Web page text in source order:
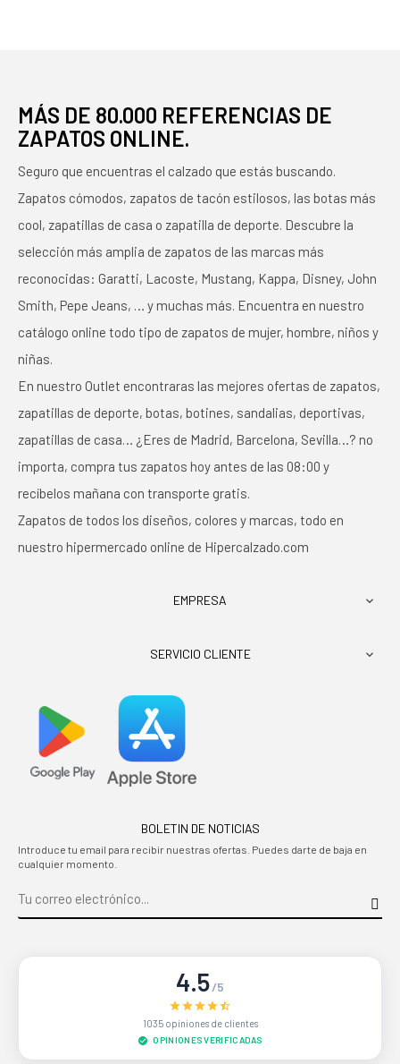
MÁS DE 80.000 REFERENCIAS DE
ZAPATOS ONLINE.
Seguro que encuentras el calzado que estás buscando.
Zapatos cómodos, zapatos de tacón estilosos, las botas más
cool, zapatillas de casa o zapatilla de deporte. Descubre la
selección más amplia de zapatos de las marcas más
reconocidas: Garatti, Lacoste, Mustang, Kappa, Disney, John
Smith, Pepe Jeans, … y muchas más. Encuentra en nuestro
catálogo online todo tipo de zapatos de mujer, hombre, niños y
niñas.
En nuestro Outlet encontraras las mejores ofertas de zapatos,
zapatillas de deporte, botas, botines, sandalias, deportivas,
zapatillas de casa… ¿Eres de Madrid, Barcelona, Sevilla…? no
importa, compra tus zapatos hoy antes de las 08:00 y
recíbelos mañana con transporte gratis.
Zapatos de todos los diseños, colores y marcas, todo en
nuestro hipermercado online de Hipercalzado.com
EMPRESA 
SERVICIO CLIENTE 
BOLETIN DE NOTICIAS
Introduce tu email para recibir nuestras ofertas. Puedes darte de baja en
cualquier momento.
4.5/5
1035 opiniones de clientes
OPINIONES VERIFICADAS